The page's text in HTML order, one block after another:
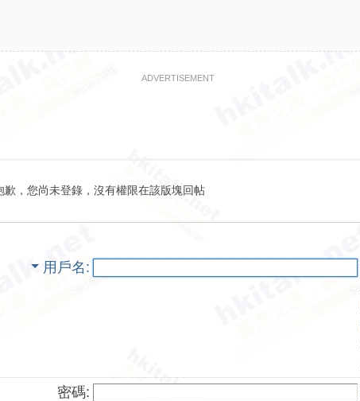
ADVERTISEMENT
歉，您尚未登錄，沒有權限在該版塊回帖
用戶名
密碼: